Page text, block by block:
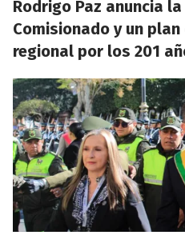
Rodrigo Paz anuncia
Comisionado y un
regional por los 201